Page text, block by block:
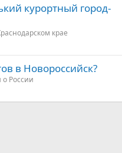
курортный город-
крае
в Новороссийск?
России